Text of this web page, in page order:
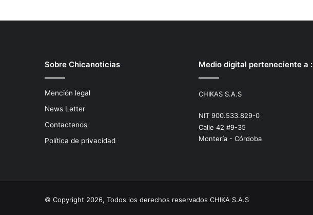
Sobre Chicanoticias
Mención legal
News Letter
Contactenos
Política de privacidad
Medio digital perteneciente a :
CHIKAS S.A.S
NIT 900.533.829-0
Calle 42 #9-35
Montería - Córdoba
© Copyright 2026, Todos los derechos reservados CHIKA S.A.S